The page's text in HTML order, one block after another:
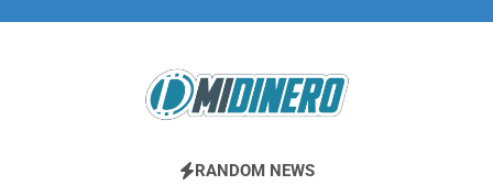
Midinero.co
Fintech, Criptomonedas
RANDOM NEWS